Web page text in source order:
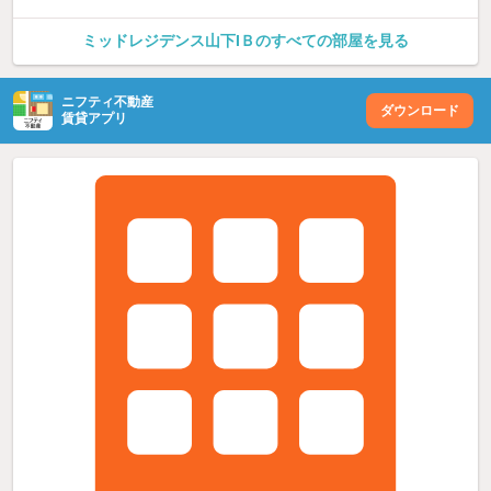
ミッドレジデンス山下IＢのすべての部屋を見る
ニフティ不動産
賃貸アプリ
ダウンロード